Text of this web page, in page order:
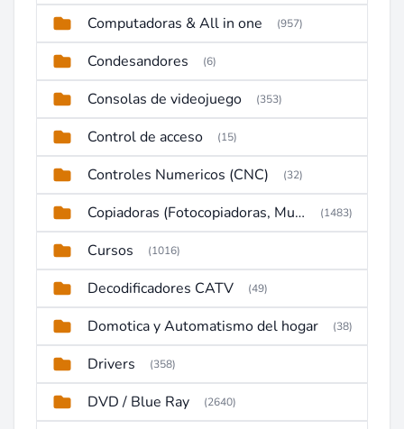
Computadoras & All in one (957)
Condesandores (6)
Consolas de videojuego (353)
Control de acceso (15)
Controles Numericos (CNC) (32)
Copiadoras (Fotocopiadoras, Multifunctions, Ploter, etc) (1483)
Cursos (1016)
Decodificadores CATV (49)
Domotica y Automatismo del hogar (38)
Drivers (358)
DVD / Blue Ray (2640)